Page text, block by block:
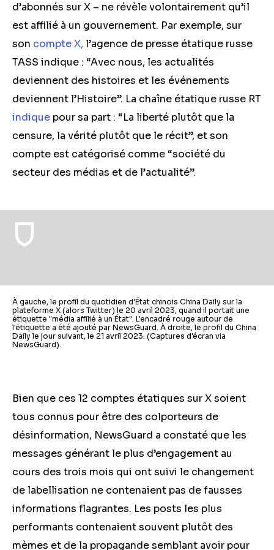
d’abonnés sur X – ne révèle volontairement qu’il
est affilié à un gouvernement. Par exemple, sur
son compte X, l’agence de presse étatique russe
TASS indique : “Avec nous, les actualités
deviennent des histoires et les événements
deviennent l’Histoire”. La chaîne étatique russe RT
indique pour sa part : “La liberté plutôt que la
censure, la vérité plutôt que le récit”, et son
compte est catégorisé comme “société du
secteur des médias et de l’actualité”.
À gauche, le profil du quotidien d'État chinois China Daily sur la
plateforme X (alors Twitter) le 20 avril 2023, quand il portait une
étiquette "média affilié à un État". L'encadré rouge autour de
l'étiquette a été ajouté par NewsGuard. À droite, le profil du China
Daily le jour suivant, le 21 avril 2023. (Captures d'écran via
NewsGuard).
Bien que ces 12 comptes étatiques sur X soient
tous connus pour être des colporteurs de
désinformation, NewsGuard a constaté que les
messages générant le plus d’engagement au
cours des trois mois qui ont suivi le changement
de labellisation ne contenaient pas de fausses
informations flagrantes. Les posts les plus
performants contenaient souvent plutôt des
mèmes et de la propagande semblant avoir pour